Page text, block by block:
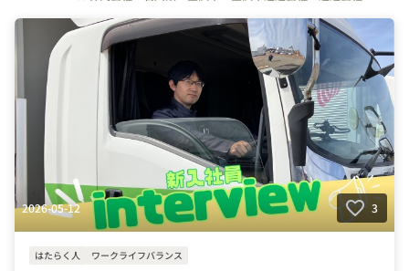
#はたらく人 #写真で伝える会社の雰囲気
#休日
#面接担当の素顔 #社員紹介
2026-05-12 3
はたらく人 ワークライフバランス